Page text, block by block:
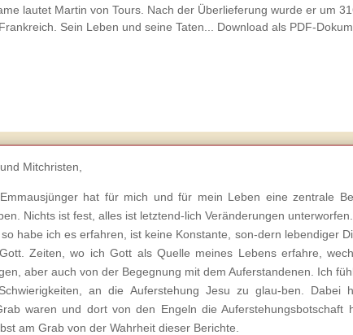
lautet Martin von Tours. Nach der Überlieferung wurde er um
Sein Leben und seine Taten... Download als PDF-
Mitchristen,
hat für mich und für mein Leben eine zentrale
Nichts ist fest, alles ist letztend-lich Veränderungen unterworfen.
habe ich es erfahren, ist keine Konstante, son-dern lebendiger
Zeiten, wo ich Gott als Quelle meines Lebens erfahre,
aber auch von der Begegnung mit dem Auferstandenen. Ich
an die Auferstehung Jesu zu glau-ben.
waren und dort von den Engeln die
am Grab von der Wahrheit dieser Berichte.